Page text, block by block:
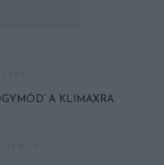
A KLIMAXRA